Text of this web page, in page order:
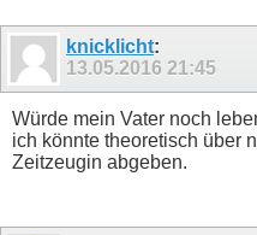
knicklicht:
13.05.2016 21:45
Würde mein Vater noch
ich könnte theoretisch über
Zeitzeugin abgeben.